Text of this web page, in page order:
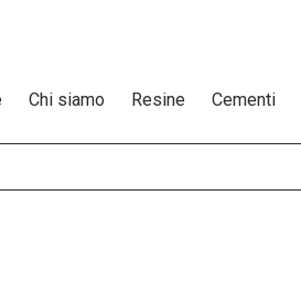
Chi siamo Resine Cementi